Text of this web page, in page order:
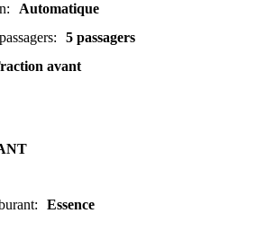
:
Automatique
:
5 passagers
avant
: Essence